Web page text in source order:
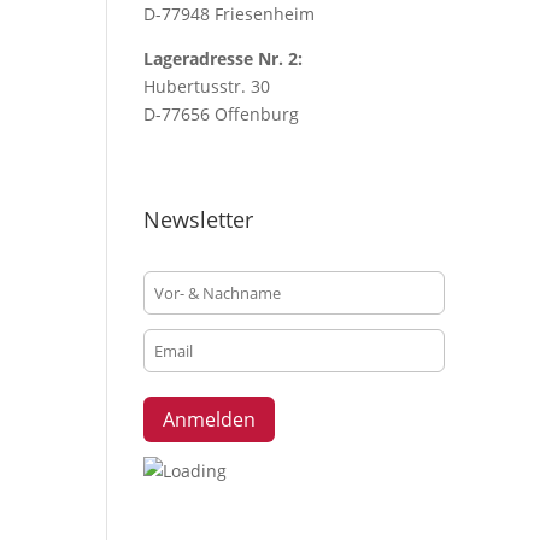
D-77948 Friesenheim
Lageradresse Nr. 2:
Hubertusstr. 30
D-77656 Offenburg
Newsletter